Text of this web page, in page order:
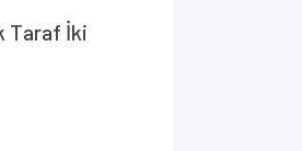
Taraf İki